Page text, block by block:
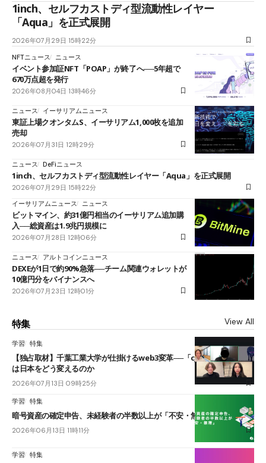
1inch、セルフカストディ型流動性レイヤー
「Aqua」を正式展開
2026年07月29日 15時22分
NFTニュース
ニュース
イベント参加証NFT「POAP」が終了へ──5年超で
670万点超を発行
2026年08月04日 13時46分
ニュース イーサリアムニュース
東証上場クオンタムS、イーサリアム1,000枚を追加
売却
2026年07月31日 12時29分
ニュース DeFiニュース
1inch、セルフカストディ型流動性レイヤー「Aqua」を正式展開
2026年07月29日 15時22分
イーサリアムニュース
ニュース
ビットマイン、約31億円相当のイーサリアム追加購
入──総資産は1.9兆円規模に
2026年07月28日 12時06分
ニュース アルトコインニュース
DEXEが1日で約90%急落──チーム関連ウォレットが
10億円分をバイナンスへ
2026年07月23日 12時01分
特集 View All
学習 特集
【独占取材】千葉工業大学が仕掛けるweb3変革──「cJPY」とAIの融合
は日本をどう変えるのか
2026年07月13日 09時25分
学習 特集
暗号資産の確定申告、未経験者の半数以上が「不安・無理」
2026年06月13日 11時11分
学習 特集